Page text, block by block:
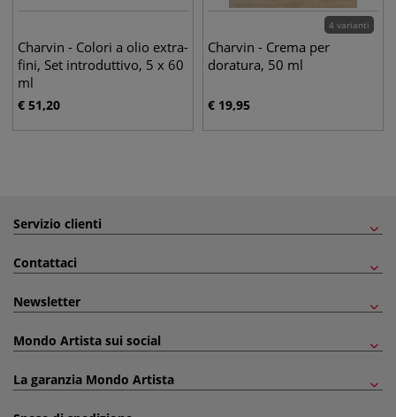
Charvin - Colori a olio extra-
fini, Set introduttivo, 5 x 60
ml
€ 51,20
4 varianti
Charvin - Crema per
doratura, 50 ml
€ 19,95
Servizio clienti
Contattaci
Newsletter
Mondo Artista sui social
La garanzia Mondo Artista